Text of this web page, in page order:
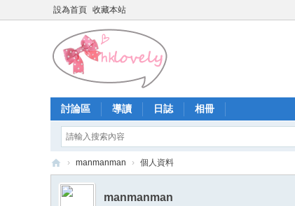
設為首頁 收藏本站
討論區 導讀 日誌 相冊
香
› manmanman › 個人資料
manmanman